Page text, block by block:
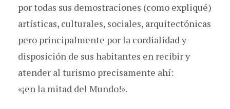
por todas sus demostraciones (como expliqué)
artísticas, culturales, sociales, arquitectónicas
pero principalmente por la cordialidad y
disposición de sus habitantes en recibir y
atender al turismo precisamente ahí:
«¡en la mitad del Mundo!».